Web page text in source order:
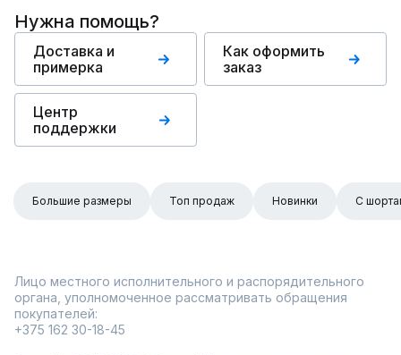
Нужна помощь?
Доставка и
примерка
Как оформить
заказ
Центр
поддержки
Большие размеры Топ продаж Новинки С
Лицо местного исполнительного и распорядительного
органа, уполномоченное рассматривать обращения
покупателей:
+375 162 30-18-45